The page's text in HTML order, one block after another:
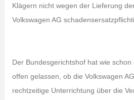
Klägern nicht wegen der Lieferung
Volkswagen AG
Der Bundesgerichtshof hat wie
offen gelassen, ob die Volkswagen
rechtzeitige Unterrichtung über die